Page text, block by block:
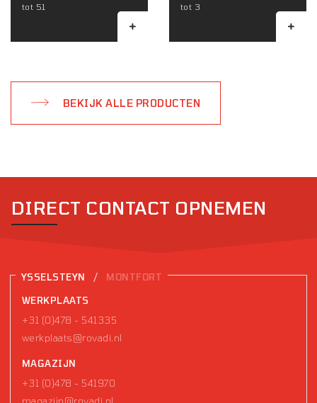
tot 51
tot 3
BEKIJK ALLE PRODUCTEN
DIRECT CONTACT OPNEMEN
YSSELSTEYN / MONTFORT
WERKPLAATS
+31 (0)478 - 541335
werkplaats@rovadi.nl
MAGAZIJN
+31 (0)478 - 541970
magazijn@rovadi.nl